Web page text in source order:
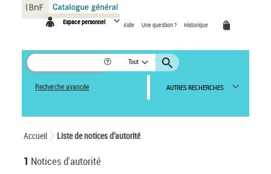
Espace personnel Aide Une question ? Historique
Tout
Recherche avancée AUTRES RECHERCHES
Accueil Liste de notices d’autorité
1 Notices d'autorité
Panneau de gestion des cookies